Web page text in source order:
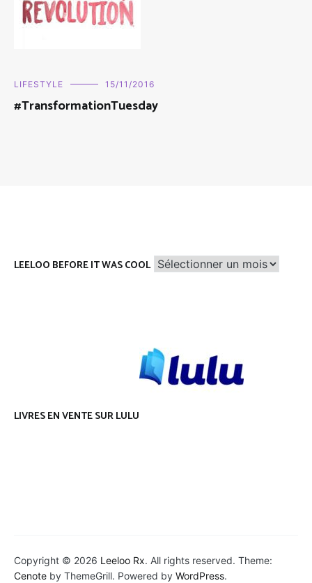
LIFESTYLE 15/11/2016
#TransformationTuesday
LEELOO BEFORE IT WAS COOL Leeloo
LIVRES EN VENTE SUR LULU
Copyright © 2026 Leeloo Rx. All rights reserved. Theme:
Cenote by ThemeGrill. Powered by WordPress.